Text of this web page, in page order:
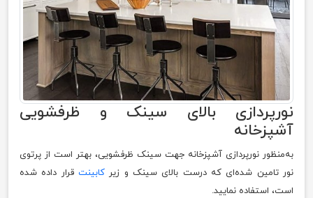
نور‌پردازی بالای سینک و ظرفشویی
آشپزخانه
به‌منظور نورپردازی آشپزخانه جهت سینک ظرفشویی، بهتر است از پرتو‌ی
نور تامین شده‌ای که درست بالای سینک و زیر کابینتقرار داده شده
است، استفاده نمایید.